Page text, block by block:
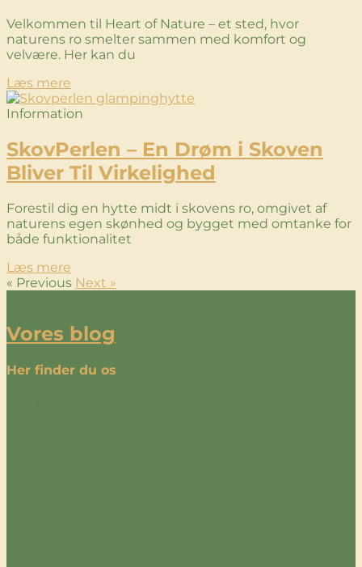
Velkommen til Heart of Nature – et sted, hvor
naturens ro smelter sammen med komfort og
velvære. Her kan du
Læs mere
Information
SkovPerlen – En Drøm i Skoven
Bliver Til Virkelighed
Forestil dig en hytte midt i skovens ro, omgivet af
naturens egen skønhed og bygget med omtanke for
både funktionalitet
Læs mere
« Previous Next »
Vores blog
Her finder du os